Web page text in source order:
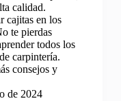
calidad.
cajitas en los
te pierdas
todos los
carpintería.
consejos y
de 2024